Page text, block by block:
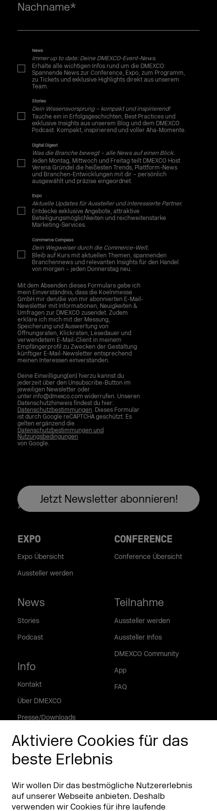
Aktiviere Cookies für das
beste Erlebnis
Wir wollen Dir das bestmögliche Nutzererlebnis
auf unserer Webseite anbieten. Deshalb
verwenden wir Cookies für ihre laufende
Nachname*
News
Immer up to date: Deine DMEXCO-Event-News.
Erhalte alle wichtigen Infos rund um die DMEXCO:
Spannende News zur Conference, Expo, zum Programm,
zu Tickets und exklusive Highlights direkt aus unserem
Team.
Stories
Dein Wissensvorsprung – kompakt und inspirierend!
Tauche ein in Erfolgsgeschichten, Best Practices und
exklusive Insights aus unserem Blog und dem DMEXCO
Podcast. Kompakt, inspirierend und voller Aha-Momente.
Digital Digest
Was die Branche bewegt – alle News auf einen Blick.
Jeden Montag, Mittwoch und Freitag teilt DMEXCO Host
Verena Gründel die heißesten Trends, Plattform-News
und Branchen-Entwicklungen mit dir – persönlich
ausgewählt und präzise eingeordnet.
Expo
Aktuelle Updates für Aussteller und interessierte Partner.
Entdecke exklusive Angebote, attraktive
Beteiligungsmöglichkeiten und reichweitenstarke
Marketing-Services.
Commerce Compass
Dein Wegweiser durch die Commerce-Welt.
Bleib auf Kurs mit aktuellen Themen, spannenden
Branchennews und relevanten Insights für den Handel
von morgen – jeden Donnerstag neu.
Mit dem Absenden dieses Formulars gebe ich
mein Einverständnis, dass die Koelnmesse
GmbH mir den/die von mir abonnierten E-Mail-
Newsletter mit Informationen, Neuigkeiten &
Umfragen zur DMEXCO zusendet. Zudem
erkläre ich mich mit der Messung,
Speicherung und Auswertung von
Öffnungsraten, Klickraten, Lesedauer und
verwendetem E-Mail-Client in meinem
Empfängerprofil zu Zwecken der Gestaltung
künftiger E-Mail-Newsletter entsprechend
meinen Interessen einverstanden.
Deine Einwilligung(en) hierzu kannst du
jederzeit über den Unsubscribe-Button im
jeweiligen Newsletter oder
unter info@dmexco.com widerrufen. Unseren
Datenschutzhinweis findest du hier:
Datenschutzbestimmungen. Dieses Formular
ist durch Google reCAPTCHA geschützt. Es
gelten ergänzend die
Datenschutzbestimmungen und
Nutzungsbedingungen
von Google.
EXPO
Expo Übersicht
Aussteller werden
CONFERENCE
Conference Übersicht
News
Stories
Podcast
Info
Kontakt
Über DMEXCO
Presse/Downloads
Phishing Alarm
Teilnahme
Aussteller werden
Aussteller Infos
DMEXCO Community
App
FAQ
Partner
Partner & Sponsoren DMEXCO Asia